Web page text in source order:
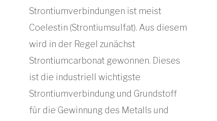
Strontiumverbindungen ist meist
Coelestin (Strontiumsulfat). Aus diesem
wird in der Regel zunächst
Strontiumcarbonat gewonnen. Dieses
ist die industriell wichtigste
Strontiumverbindung und Grundstoff
für die Gewinnung des Metalls und